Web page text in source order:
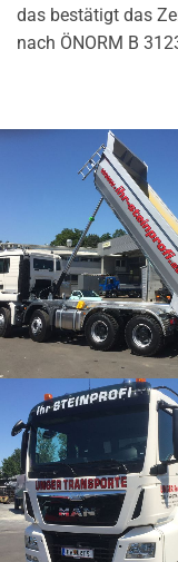
das bestätigt das
nach ÖNORM B